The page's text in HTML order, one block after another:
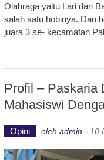
Olahraga yaitu Lari dan
salah satu hobinya. Dan
juara 3 se- kecamatan
Profil – Paskaria
Mahasiswi
Opini oleh admin - 10